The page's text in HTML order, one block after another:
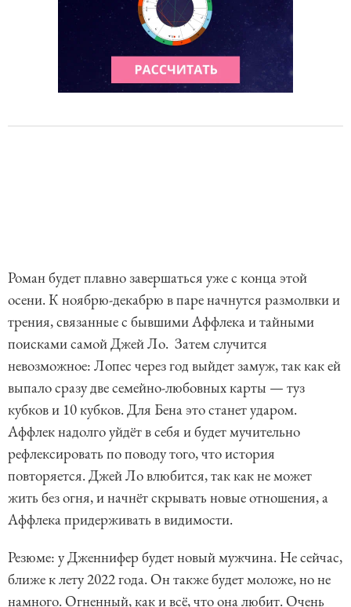
Роман будет плавно завершаться уже с конца этой
осени. К ноябрю-декабрю в паре начнутся размолвки и
трения, связанные с бывшими Аффлека и тайными
поисками самой Джей Ло. Затем случится
невозможное: Лопес через год выйдет замуж, так как ей
выпало сразу две семейно-любовных карты — туз
кубков и 10 кубков. Для Бена это станет ударом.
Аффлек надолго уйдёт в себя и будет мучительно
рефлексировать по поводу того, что история
повторяется. Джей Ло влюбится, так как не может
жить без огня, и начнёт скрывать новые отношения, а
Аффлека придерживать в видимости.
Резюме: у Дженнифер будет новый мужчина. Не сейчас,
ближе к лету 2022 года. Он также будет моложе, но не
намного. Огненный, как и всё, что она любит. Очень